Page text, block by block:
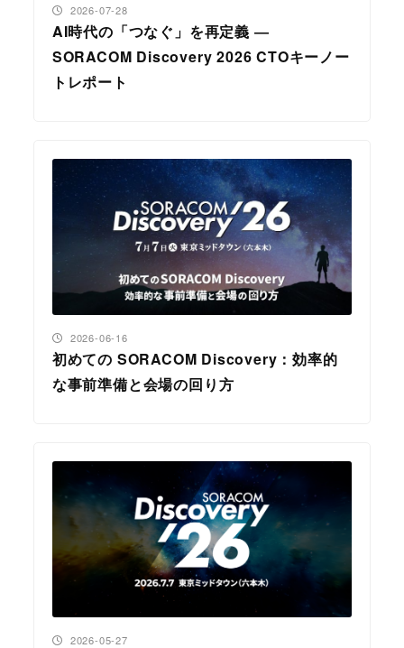
AI時代の「つなぐ」を再定義 ―
SORACOM Discovery 2026 CTOキーノー
トレポート
投稿日
2026-07-28
初めての SORACOM Discovery：効率的
な事前準備と会場の回り方
投稿日
2026-06-16
投稿日
2026-05-27